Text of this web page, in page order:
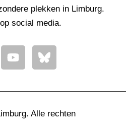
plekken in Limburg.
social media.
Y
o
b
Alle rechten